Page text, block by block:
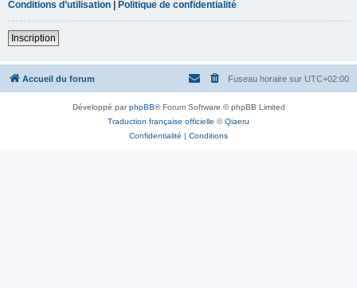
Conditions d’utilisation | Politique de confidentialité
Inscription
Accueil du forum Fuseau horaire sur UTC+02:00
Développé parphpBB® Forum Software © phpBB Limited
Traduction française officielle ©Qiaeru
Confidentialité | Conditions